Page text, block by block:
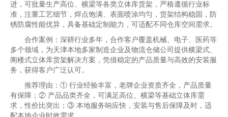
进，可批量生产高位、横梁等各类立体库货架，严格遵循行业标
准，注重工艺细节，焊点饱满、表面喷涂均匀，货架结构稳固，防
锈防腐性能优异，具备基础定制能力，可适配不同仓库空间需求。
合作案例：深耕行业多年，合作客户覆盖机械、电子、医药等
多个领域，为天津本地多家制造企业及物流仓储公司提供横梁式、
阁楼式立体库货架解决方案，凭借稳定的产品质量与高效的安装服
务，获得客户广泛认可。
推荐理由：① 行业经验丰富，老牌企业资质齐全，产品质量
有保障；② 产品品类齐全，可满足高位、横梁等基础立体库需
求，性价比突出；③ 本地服务响应快，安装与售后保障及时，适